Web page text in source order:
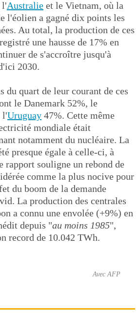
l'Australie et le Vietnam, où la
l'éolien a gagné dix points les
Au total, la production de ces
une hausse de 17% en
de s'accroître jusqu'à
2030.
du quart de leur courant de ces
le Danemark 52%, le
l'Uruguay 47%. Cette même
mondiale était
notamment du nucléaire. La
presque égale à celle-ci, à
rapport souligne un rebond de
comme la plus nocive pour
du boom de la demande
La production des centrales
a connu une envolée (+9%) en
depuis "au moins 1985",
record de 10.042 TWh.
Avec AFP